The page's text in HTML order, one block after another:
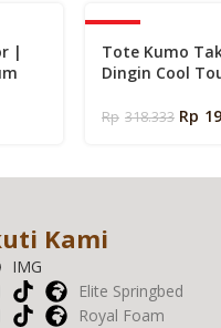
|
Tote Kumo
Dingin Cool
Rp 318.333 Rp
Kami
IMG
Elite Springbed
Royal Foam